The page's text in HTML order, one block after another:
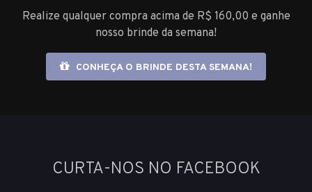
Realize qualquer compra acima de R$ 160,00 e ganhe
nosso brinde da semana!
CONHEÇA O BRINDE DESTA SEMANA!
CURTA-NOS NO FACEBOOK